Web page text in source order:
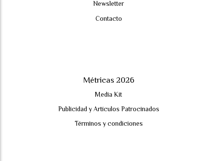
Newsletter
Contacto
Métricas 2026
Media Kit
Publicidad y Artículos Patrocinados
Términos y condiciones